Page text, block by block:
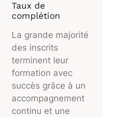
Taux de
complétion
La grande majorité
des inscrits
terminent leur
formation avec
succès grâce à un
accompagnement
continu et une